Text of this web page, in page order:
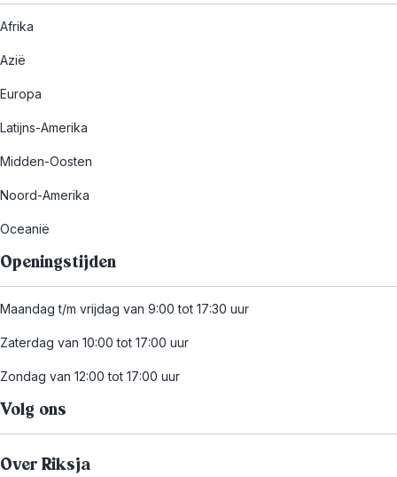
Afrika
Azië
Europa
Latijns-Amerika
Midden-Oosten
Noord-Amerika
Oceanië
Openingstijden
Maandag t/m vrijdag van 9:00 tot 17:30 uur
Zaterdag van 10:00 tot 17:00 uur
Zondag van 12:00 tot 17:00 uur
Volg ons
Over Riksja